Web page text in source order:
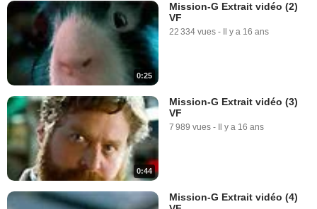
0:25
Mission-G Extrait vidéo (2)
VF
22 334 vues - Il y a 16 ans
0:44
Mission-G Extrait vidéo (3)
VF
7 989 vues - Il y a 16 ans
Mission-G Extrait vidéo (4)